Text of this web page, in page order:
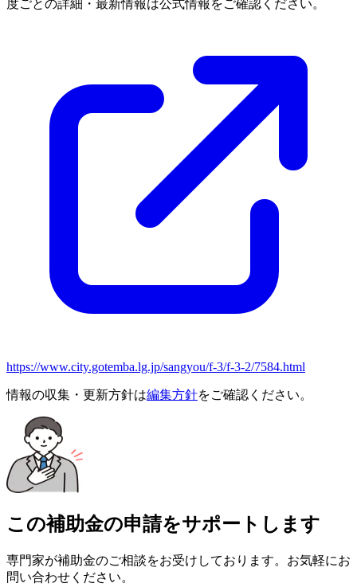
度ごとの詳細・最新情報は公式情報をご確認ください。
https://www.city.gotemba.lg.jp/sangyou/f-3/f-3-2/7584.html
情報の収集・更新方針は編集方針をご確認ください。
この補助金の申請をサポートします
専門家が補助金のご相談をお受けしております。お気軽にお
問い合わせください。